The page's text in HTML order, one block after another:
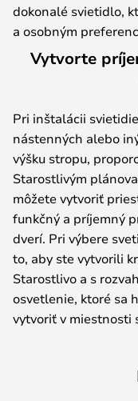
dokonalé svietidlo,
a osobným
Vytvorte
Pri inštalácii
nástenných alebo
výšku stropu,
Starostlivým
môžete vytvoriť
funkčný a príjemný
dverí. Pri výbere
to, aby ste vytvorili
Starostlivo a s
osvetlenie, ktoré sa
vytvoriť v miestnosti